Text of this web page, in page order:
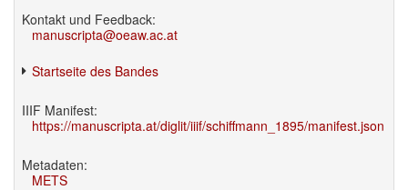
Kontakt und Feedback:
manuscripta@oeaw.ac.at
Startseite des Bandes
IIIF Manifest:
https://manuscripta.at/diglit/iiif/schiffmann_1895/manifest.json
Metadaten:
METS